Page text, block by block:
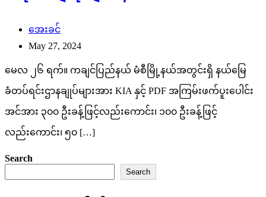
အေးခင်
May 27, 2024
မေလ ၂၆ ရက်။ ကချင်ပြည်နယ် မံစီမြို့နယ်အတွင်းရှိ နယ်မြေ
ခံတပ်ရင်းဌာနချုပ်များအား KIA နှင့် PDF အကြမ်းဖက်ပူးပေါင်း
အင်အား ၃၀၀ ဦးခန့်ဖြင့်လည်းကောင်း၊ ၁၀၀ ဦးခန့်ဖြင့်
လည်းကောင်း၊ ၅၀ […]
Search
Search